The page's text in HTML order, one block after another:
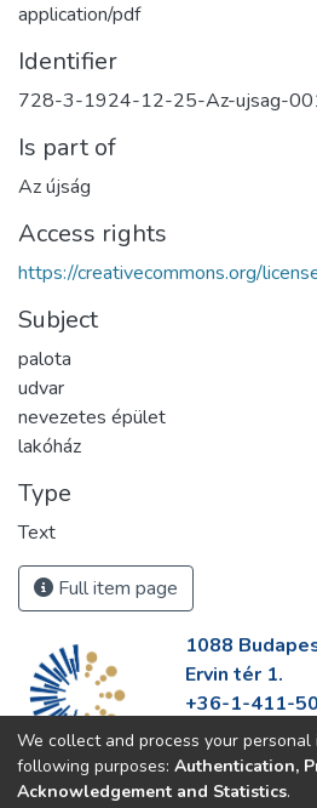
application/pdf
Identifier
728-3-1924-12-25-Az-ujsag-
Is part of
Az újság
Access rights
https://creativecommons.org/
Subject
palota
udvar
nevezetes épület
lakóház
Type
Text
Full item page
1088
Ervin tér 1.
+36-1-411-
info@fszek.hu
https://
We collect and process your
following purposes: Authentication,
Acknowledgement and Statistics.